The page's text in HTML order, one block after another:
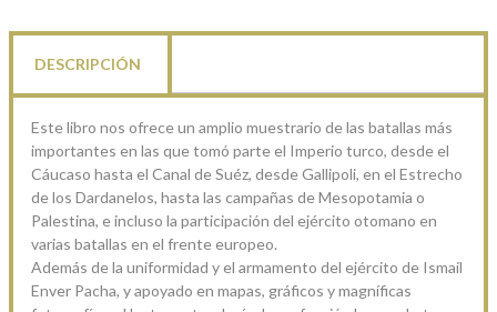
DESCRIPCIÓN
Este libro nos ofrece un amplio muestrario de las batallas más
importantes en las que tomó parte el Imperio turco, desde el
Cáucaso hasta el Canal de Suéz, desde Gallipoli, en el Estrecho
de los Dardanelos, hasta las campañas de Mesopotamia o
Palestina, e incluso la participación del ejército otomano en
varias batallas en el frente europeo.
Además de la uniformidad y el armamento del ejército de Ismail
Enver Pacha, y apoyado en mapas, gráficos y magníficas